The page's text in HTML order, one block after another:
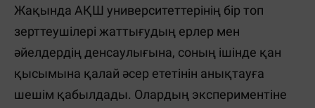
Жақында АҚШ университеттерінің бір топ
зерттеушілері жаттығудың ерлер мен
әйелдердің денсаулығына, соның ішінде қан
қысымына қалай әсер ететінін анықтауға
шешім қабылдады. Олардың экспериментіне